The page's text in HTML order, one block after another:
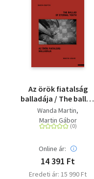
Az örök fiatalság
balladája / The ballad
of eternal youth
Wanda Martin
Martin Gábor
Online ár:
14 391 Ft
Eredeti ár: 15 990 Ft